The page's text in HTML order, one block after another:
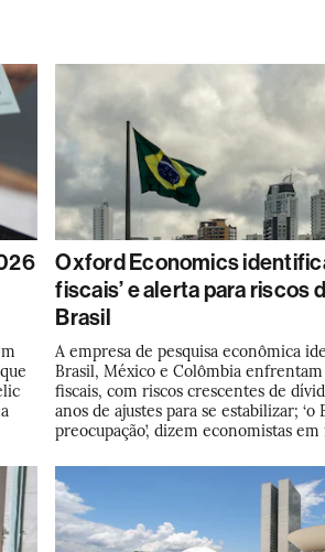
Oxford Economics
fiscais’ e alerta para riscos
Brasil
A empresa de pesquisa econômica
Brasil, México e Colômbia
fiscais, com riscos crescentes de
anos de ajustes para se estabilizar;
preocupação’, dizem economistas